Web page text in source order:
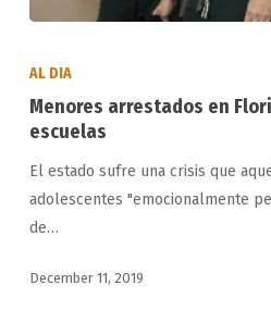
Florida
amenazar
sus
escuelas
AL DIA
Menores arrestados en
escuelas
El estado sufre una crisis que
adolescentes "emocionalmente
de…
December 11, 2019